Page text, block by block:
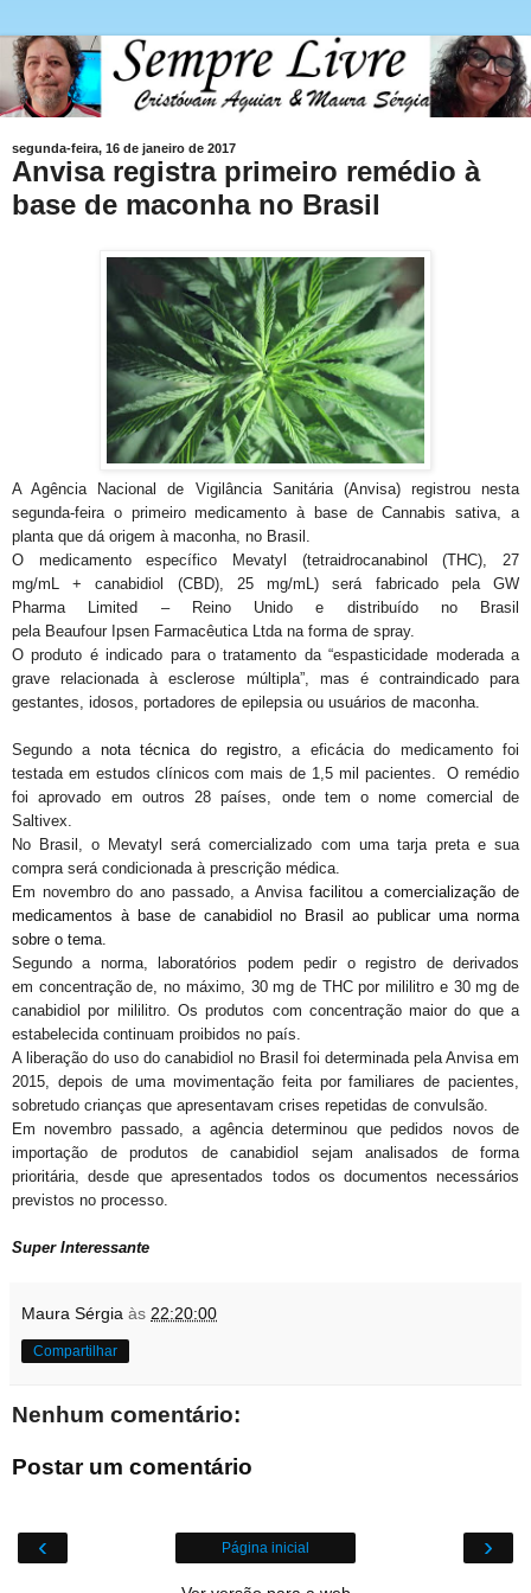
segunda-feira, 16 de janeiro de 2017
Anvisa registra primeiro remédio à
base de maconha no Brasil
A Agência Nacional de Vigilância Sanitária (Anvisa) registrou nesta
segunda-feira o primeiro medicamento à base de Cannabis sativa, a
planta que dá origem à maconha, no Brasil.
O medicamento específico Mevatyl (tetraidrocanabinol (THC), 27
mg/mL + canabidiol (CBD), 25 mg/mL) será fabricado pela GW
Pharma Limited – Reino Unido e distribuído no Brasil
pela Beaufour Ipsen Farmacêutica Ltda na forma de spray.
O produto é indicado para o tratamento da “espasticidade moderada a
grave relacionada à esclerose múltipla”, mas é contraindicado para
gestantes, idosos, portadores de epilepsia ou usuários de maconha.
Segundo a nota técnica do registro, a eficácia do medicamento foi
testada em estudos clínicos com mais de 1,5 mil pacientes. O remédio
foi aprovado em outros 28 países, onde tem o nome comercial de
Saltivex.
No Brasil, o Mevatyl será comercializado com uma tarja preta e sua
compra será condicionada à prescrição médica.
Em novembro do ano passado, a Anvisa facilitou a comercialização de
medicamentos à base de canabidiol no Brasil ao publicar uma norma
sobre o tema.
Segundo a norma, laboratórios podem pedir o registro de derivados
em concentração de, no máximo, 30 mg de THC por mililitro e 30 mg de
canabidiol por mililitro. Os produtos com concentração maior do que a
estabelecida continuam proibidos no país.
A liberação do uso do canabidiol no Brasil foi determinada pela Anvisa em
2015, depois de uma movimentação feita por familiares de pacientes,
sobretudo crianças que apresentavam crises repetidas de convulsão.
Em novembro passado, a agência determinou que pedidos novos de
importação de produtos de canabidiol sejam analisados de forma
prioritária, desde que apresentados todos os documentos necessários
previstos no processo.
Super Interessante
Maura Sérgia às 22:20:00
Compartilhar
Nenhum comentário:
Postar um comentário
‹ ›
Página inicial